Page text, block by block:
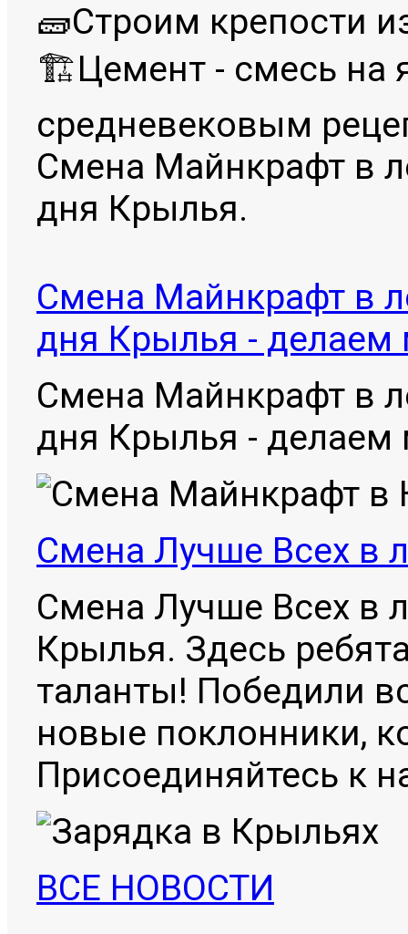
🧱Строим крепости
🏗Цемент - смесь на
средневековым
Смена Майнкрафт в
дня Крылья.
Смена Майнкрафт в
дня Крылья - делаем
Смена Майнкрафт в
дня Крылья - делаем
Смена Лучше Всех в
Смена Лучше Всех в
Крылья. Здесь
таланты! Победили
новые поклонники,
Присоединяйтесь к
ВСЕ НОВОСТИ